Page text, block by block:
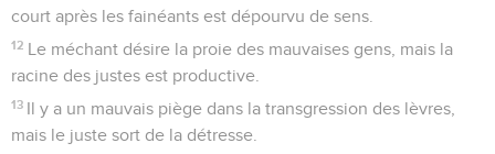
court après les fainéants est dépourvu de sens.
12 Le méchant désire la proie des mauvaises gens, mais la
racine des justes est productive.
13 Il y a un mauvais piège dans la transgression des lèvres,
mais le juste sort de la détresse.